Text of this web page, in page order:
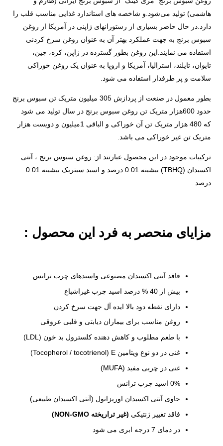
هاشمی) تولید می‌شود.و شاخصه های استاندارد غذایی مناسب قلب را
دارد.در حال حاضر بسیاری از رستورانهای ژاپنی در آمریکا از روغن
سبوس برنج به جهت عملکرد بهتر آن به عنوان روغن سرخ کردنی
استفاده می نمایند.این روغن بطور گسترده در ژاپن، کره، چین،
تایوان، تایلند، استرالیا، آمریکا و اروپا به عنوان یک روغن خوراکی
سلامت و پر طرفدار استفاده می شود.
بطور معمول در صنعت از پردازش 305 میلیون متریک تن سبوس برنج
حدود 600هزار متریک تن روغن سبوس برنج در سال تولید می شود
که 480 هزار متریک تن آن خوراکی و الباقی 1میلیون و دویست هزار
متریک تن غیر خوراکی می باشد.
ترکیبات موجود در این محصول عبارتند از: روغن سبوس برنج ، آنتی
اکسیدان (TBHQ) بیشینه 0.01 درصد و اسید سیتریک بیشینه 0.01
درصد
مزایای منحصر به فرد این محصول :
فاقد آنتی اکسیدان مصنوعی واسیدهای چرب ترانس
بیش از 40 % درصد اسید چرب غیراشباع
دارای نقطه دود بالا ایده آل جهت سرخ کردن
روغن مناسب برای بیماران دیابتی و قلبی عروقی
با طعم مطلوب و کاهش دهنده کلسترول بد خون (LDL)
غنی در دو نوع ویتامین Tocopherol / tocotrienol) E)
غنی در چربی مفید (MUFA)
0% اسید چرب ترانس
حاوی آنتی اکسیدان اوريزانول (آنتی اکسیدان طبیعی)
فاقد تغییر ژنتیکی (غیر تراریخته NON-GMO)
در دمای 7 درجه ابری می شود